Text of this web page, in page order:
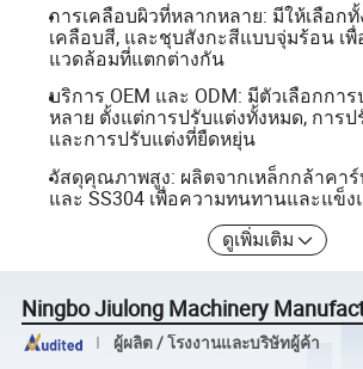
การเคลือบผิวที่หลากหลาย: มีให้เลือก
เคลือบสี, และชุบสังกะสีแบบจุ่มร้อน เ
แวดล้อมที่แตกต่างกัน
บริการ OEM และ ODM: มีตัวเลือกกา
หลาย ตั้งแต่การปรับแต่งทั้งหมด, การป
และการปรับแต่งที่ยืดหยุ่น
วัสดุคุณภาพสูง: ผลิตจากเหล็กกล้าคาร์
และ SS304 เพื่อความทนทานและแข็ง
ดูเพิ่มเติม
Ningbo Jiulong Machinery
ผู้ผลิต / โรงงานและบริษัทผู้ค้า